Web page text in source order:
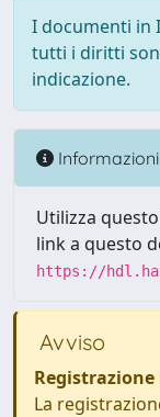
I documenti in
tutti i diritti
indicazione.
Informazioni
Utilizza
link a questo
https://
Avviso
La